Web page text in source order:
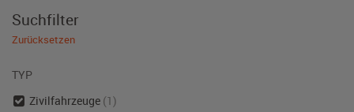
Suchfilter
Zurücksetzen
TYP
Zivilfahrzeuge (1)